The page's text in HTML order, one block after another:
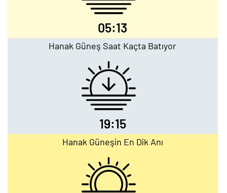
05:13
Hanak Güneş Saat Kaçta Batıyor
19:15
Hanak Güneşin En Dik Anı